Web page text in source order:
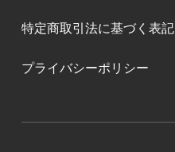
特定商取引法に基づく表記
プライバシーポリシー